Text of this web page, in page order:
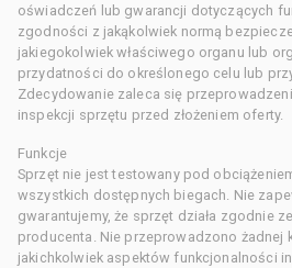
oświadczeń lub gwarancji dotyczących
zgodności z jakąkolwiek normą
jakiegokolwiek właściwego organu lub
przydatności do określonego celu lub
Zdecydowanie zaleca się
inspekcji sprzętu przed złożeniem oferty.
Funkcje
Sprzęt nie jest testowany pod
wszystkich dostępnych biegach. Nie
gwarantujemy, że sprzęt działa zgodnie
producenta. Nie przeprowadzono żadnej
jakichkolwiek aspektów funkcjonalności